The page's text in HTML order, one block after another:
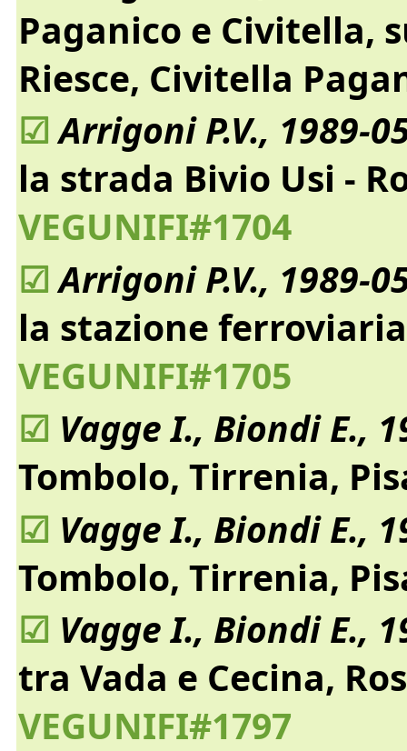
Paganico e Civitella,
Riesce, Civitella
☑ Arrigoni P.V., 1989-
la strada Bivio Usi -
VEGUNIFI#1704
☑ Arrigoni P.V., 1989-
la stazione
VEGUNIFI#1705
☑ Vagge I., Biondi E.,
Tombolo, Tirrenia,
☑ Vagge I., Biondi E.,
Tombolo, Tirrenia,
☑ Vagge I., Biondi E.,
tra Vada e Cecina,
VEGUNIFI#1797